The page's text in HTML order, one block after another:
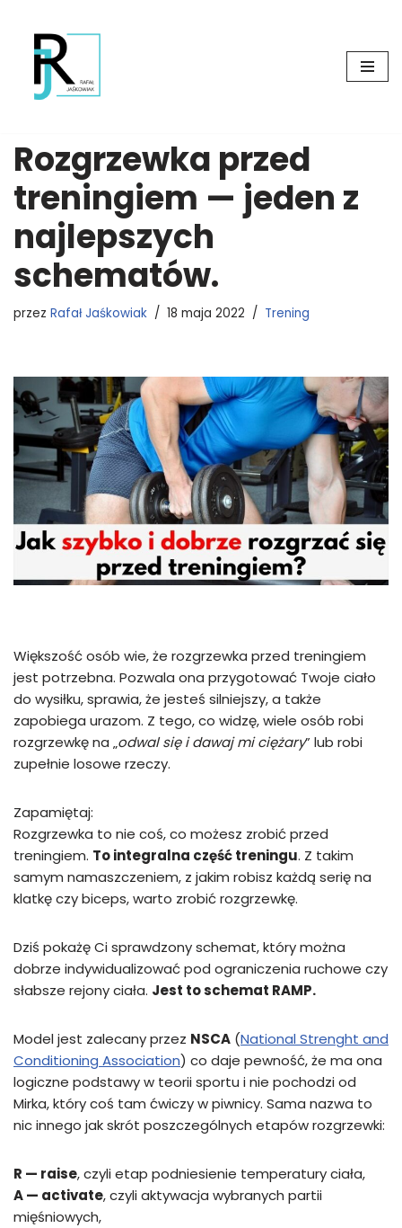
Przejdź
treści
Rozgrzewka przed
treningiem — jeden z
najlepszych
schematów.
przez Rafał Jaśkowiak 18 maja 2022 Trening
Większość osób wie, że rozgrzewka przed treningiem
jest potrzebna. Pozwala ona przygotować Twoje ciało
do wysiłku, sprawia, że jesteś silniejszy, a także
zapobiega urazom. Z tego, co widzę, wiele osób robi
rozgrzewkę na „odwal się i dawaj mi ciężary” lub robi
zupełnie losowe rzeczy.
Zapamiętaj:
Rozgrzewka to nie coś, co możesz zrobić przed
treningiem. To integralna część treningu. Z takim
samym namaszczeniem, z jakim robisz każdą serię na
klatkę czy biceps, warto zrobić rozgrzewkę.
Dziś pokażę Ci sprawdzony schemat, który można
dobrze indywidualizować pod ograniczenia ruchowe czy
słabsze rejony ciała. Jest to schemat RAMP.
Model jest zalecany przez NSCA (National Strenght and
Conditioning Association) co daje pewność, że ma ona
logiczne podstawy w teorii sportu i nie pochodzi od
Mirka, który coś tam ćwiczy w piwnicy. Sama nazwa to
nic innego jak skrót poszczególnych etapów rozgrzewki:
R — raise, czyli etap podniesienie temperatury ciała,
A — activate, czyli aktywacja wybranych partii
mięśniowych,